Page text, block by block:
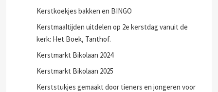
Kerstkoekjes bakken en BINGO
Kerstmaaltijden uitdelen op 2e kerstdag vanuit de
kerk: Het Boek, Tanthof.
Kerstmarkt Bikolaan 2024
Kerstmarkt Bikolaan 2025
Kerststukjes gemaakt door tieners en jongeren voor